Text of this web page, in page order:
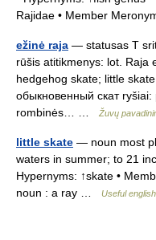
Rajidae • Member
ežinė raja — statusas T
rūšis atitikmenys: lot. Raja
hedgehog skate; little
обыкновенный скат
rombinės… …
Žuvų
little skate — noun most
waters in summer; to 21
Hypernyms: ↑skate •
noun : a ray …
Useful